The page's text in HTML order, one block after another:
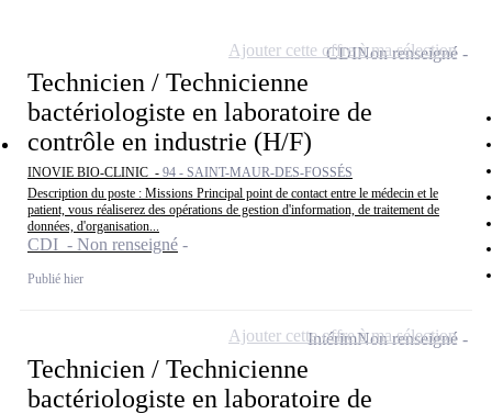
Technicien / Technicienne
bactériologiste en laboratoire de
contrôle en industrie (H/F)
INOVIE BIO-CLINIC - 94 - SAINT-MAUR-DES-FOSSÉS
Description du poste : Missions Principal point de contact entre le médecin et le
patient, vous réaliserez des opérations de gestion d'information, de traitement de
données, d'organisation...
CDI - Non renseigné
Publié hier
CDINon renseigné
Ajouter cette offre à ma sélection
Technicien / Technicienne
bactériologiste en laboratoire de
IntérimNon renseigné
Ajouter cette offre à ma sélection